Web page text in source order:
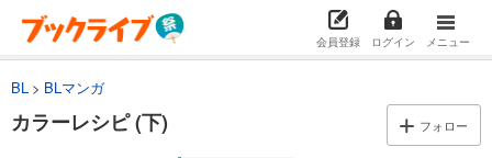
会員登録 ログイン メニュー
BL BLマンガ
カラーレシピ (下) フォロー